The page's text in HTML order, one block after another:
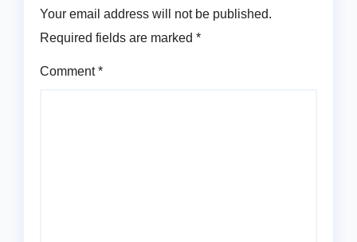
Your email address will not be published.
Required fields are marked *
Comment*